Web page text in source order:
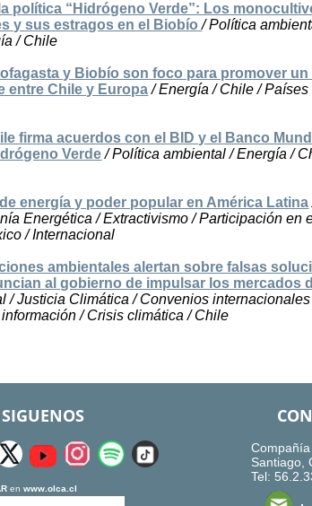
política “Hidrógeno Verde”: Los
y sus estragos en el Biobío/ Política
/ Chile
y Biobío son foco para promover
entre Chile y Europa/ Energía / Chile / Países
firma acuerdos con el BID y el Banco
Verde/ Política ambiental / Energía /
energía y poder popular en América Latina
Energética / Extractivismo / Participación en
/ Internacional
ambientales alertan sobre falsas
al gobierno de impulsar los mercados
/ Justicia Climática / Convenios
/ Crisis climática / Chile
SIGUENOS
en www.olca.cl
Santiago,
Tel: